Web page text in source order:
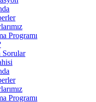
Programı
Sorular
Programı